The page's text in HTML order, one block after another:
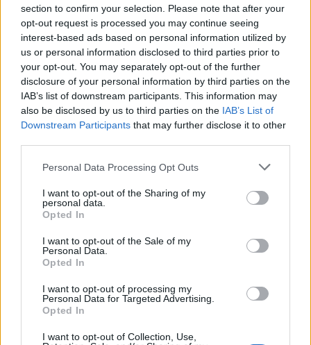
section to confirm your selection. Please note that after your
opt-out request is processed you may continue seeing
interest-based ads based on personal information utilized by
us or personal information disclosed to third parties prior to
your opt-out. You may separately opt-out of the further
disclosure of your personal information by third parties on the
IAB’s list of downstream participants. This information may
also be disclosed by us to third parties on the IAB’s List of
Downstream Participants that may further disclose it to other
Personal Data Processing Opt Outs
I want to opt-out of the Sharing of my
personal data.
Opted In
I want to opt-out of the Sale of my
Personal Data.
Opted In
I want to opt-out of processing my
Personal Data for Targeted Advertising.
Opted In
I want to opt-out of Collection, Use,
Les besoins en eau varient selon les saisons :
Printemps et été: croissance active, arrosages
plus fréquents (1 à 2 fois par semaine selon la
plante et l’exposition).
Automne et hiver: croissance ralentie, arrosage
espacé (tous les 10 à 20 jours parfois).
Pensez à réduire l’arrosage dès que les jours
raccourcissent et que la température baisse.
Questions fréquentes sur l’arrosage
des plantes d’intérieur
Doit-on arroser avec de l’engrais à chaque
fois ?
Non, l’engrais ne doit être ajouté que tous les 15 jours
à 1 mois en période de croissance. Trop d’engrais